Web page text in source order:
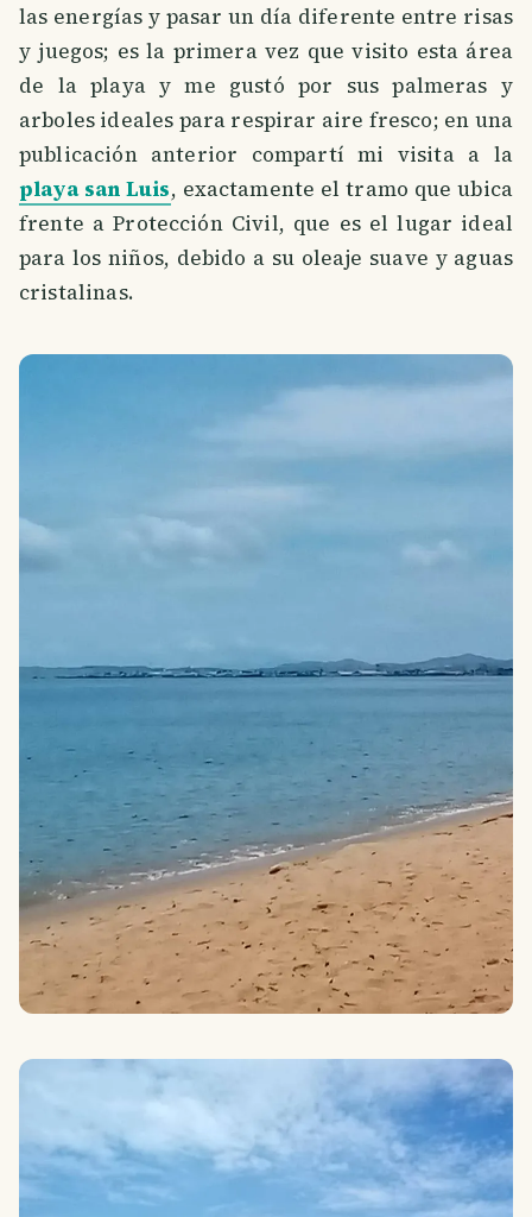
las energías y pasar un día diferente entre risas
y juegos; es la primera vez que visito esta área
de la playa y me gustó por sus palmeras y
arboles ideales para respirar aire fresco; en una
publicación anterior compartí mi visita a la
playa san Luis, exactamente el tramo que ubica
frente a Protección Civil, que es el lugar ideal
para los niños, debido a su oleaje suave y aguas
cristalinas.